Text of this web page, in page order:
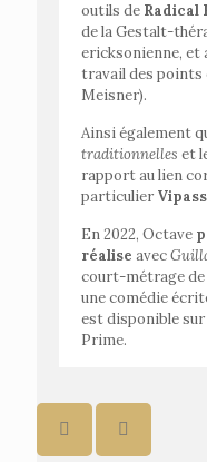
outils de Radical
de la Gestalt-
ericksonienne, et
travail des points
Meisner).
Ainsi également
traditionnelles et
rapport au lien
particulier
En 2022, Octave
réalise avec
court-métrage de
une comédie
est disponible sur
Prime.